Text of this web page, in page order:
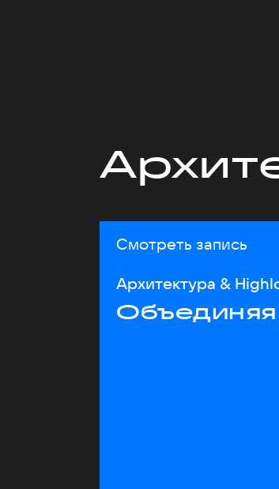
Смотреть запись
Архитектура &
Объединяя